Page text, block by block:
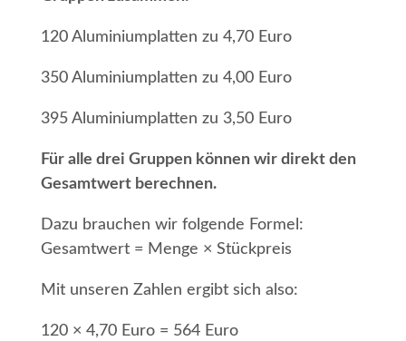
120 Aluminiumplatten zu 4,70 Euro
350 Aluminiumplatten zu 4,00 Euro
395 Aluminiumplatten zu 3,50 Euro
Für alle drei Gruppen können wir direkt den
Gesamtwert berechnen.
Dazu brauchen wir folgende Formel:
Gesamtwert = Menge × Stückpreis
Mit unseren Zahlen ergibt sich also:
120 × 4,70 Euro = 564 Euro